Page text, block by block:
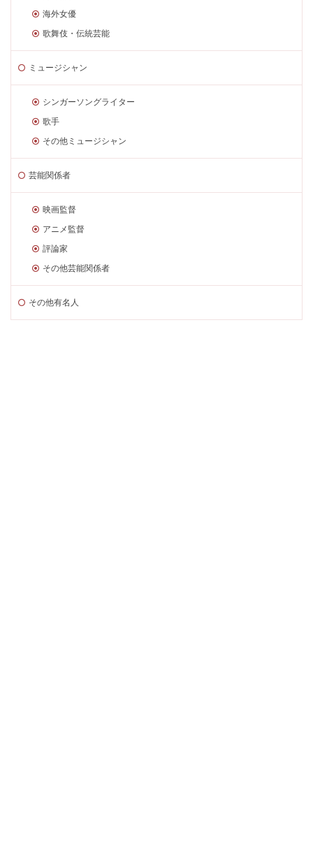
海外女優
歌舞伎・伝統芸能
ミュージシャン
シンガーソングライター
歌手
その他ミュージシャン
芸能関係者
映画監督
アニメ監督
評論家
その他芸能関係者
その他有名人